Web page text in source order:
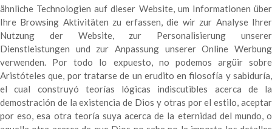
ähnliche Technologien auf dieser Website, um Informationen über
Ihre Browsing Aktivitäten zu erfassen, die wir zur Analyse Ihrer
Nutzung der Website, zur Personalisierung unserer
Dienstleistungen und zur Anpassung unserer Online Werbung
verwenden. Por todo lo expuesto, no podemos argüir sobre
Aristóteles que, por tratarse de un erudito en filosofía y sabiduría,
el cual construyó teorías lógicas indiscutibles acerca de la
demostración de la existencia de Dios y otras por el estilo, aceptar
por eso, esa otra teoría suya acerca de la eternidad del mundo, o